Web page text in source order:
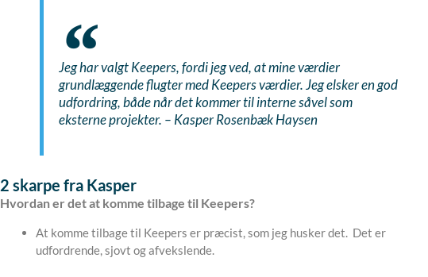
Jeg har valgt Keepers, fordi jeg ved, at mine værdier
grundlæggende flugter med Keepers værdier. Jeg elsker en god
udfordring, både når det kommer til interne såvel som
eksterne projekter. – Kasper Rosenbæk Haysen
2 skarpe fra Kasper
Hvordan er det at komme tilbage til Keepers?
At komme tilbage til Keepers er præcist, som jeg husker det. Det er
udfordrende, sjovt og afvekslende.